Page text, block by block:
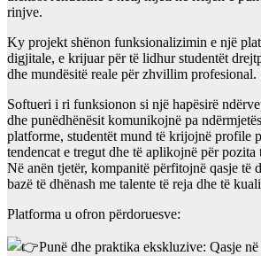
rinjve.
Ky projekt shënon funksionalizimin e një
digjitale, e krijuar për të lidhur studentët
dhe mundësitë reale për zhvillim profesional.
Softueri i ri funksionon si një hapësirë
dhe punëdhënësit komunikojnë pa
platforme, studentët mund të krijojnë profile
tendencat e tregut dhe të aplikojnë për
Në anën tjetër, kompanitë përfitojnë qasje të
bazë të dhënash me talente të reja dhe të
Platforma u ofron përdoruesve:
Punë dhe praktika ekskluzive: Qasje